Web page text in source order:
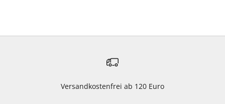
Versandkostenfrei ab 120 Euro